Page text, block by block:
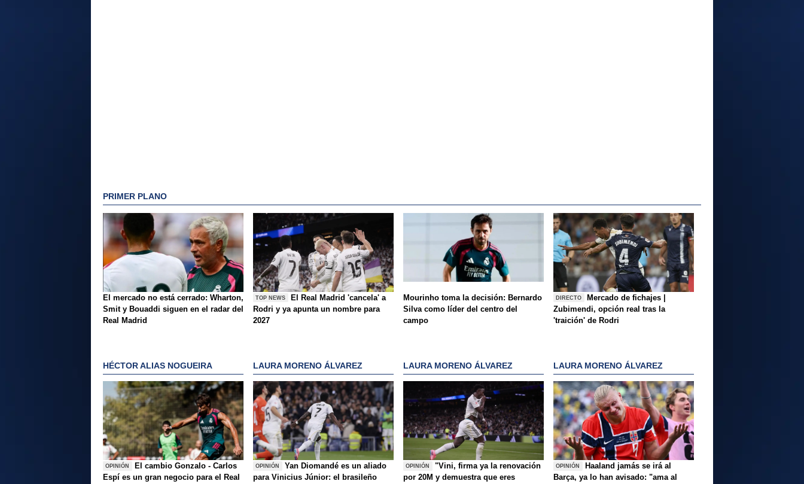
PRIMER PLANO
El mercado no está cerrado: Wharton,
Smit y Bouaddi siguen en el radar del
Real Madrid
TOP NEWS
El Real Madrid 'cancela' a
Rodri y ya apunta un nombre para
2027
Mourinho toma la decisión: Bernardo
Silva como líder del centro del
campo
DIRECTO
Mercado de fichajes |
Zubimendi, opción real tras la
'traición' de Rodri
HÉCTOR ALIAS NOGUEIRA
OPINIÓN
El cambio Gonzalo - Carlos
Espí es un gran negocio para el Real
LAURA MORENO ÁLVAREZ
OPINIÓN
Yan Diomandé es un aliado
para Vinicius Júnior: el brasileño
LAURA MORENO ÁLVAREZ
OPINIÓN
"Vini, firma ya la renovación
por 20M y demuestra que eres
LAURA MORENO ÁLVAREZ
OPINIÓN
Haaland jamás se irá al
Barça, ya lo han avisado: "ama al